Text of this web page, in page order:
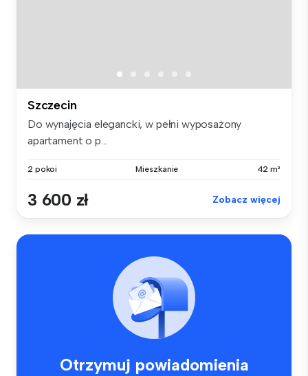
Szczecin
Do wynajęcia elegancki, w pełni wyposażony
apartament o p...
2 pokoi Mieszkanie 42 m²
3 600 zł Zobacz więcej
Otrzymuj powiadomienia